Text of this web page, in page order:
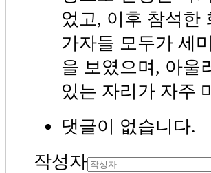
었고, 이후 참석한
가자들 모두가 세
을 보였으며, 아울
있는 자리가 자주
댓글이 없습니다.
작성자